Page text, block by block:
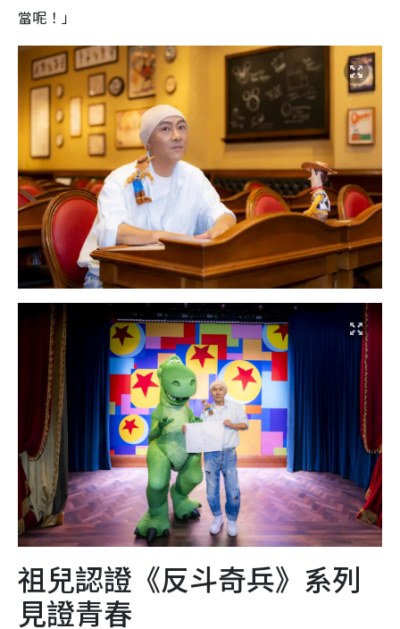
當呢！」
祖兒認證《反斗奇兵》系列
見證青春